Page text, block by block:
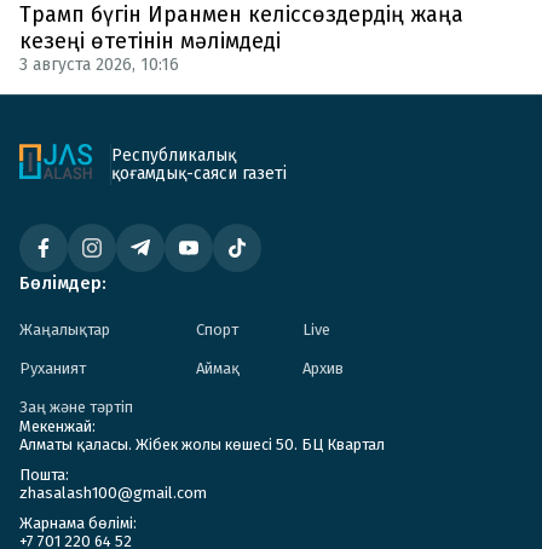
Трамп бүгін Иранмен келіссөздердің жаңа
кезеңі өтетінін мәлімдеді
3 августа 2026, 10:16
Республикалық
қоғамдық-саяси газеті
Бөлімдер:
Жаңалықтар Спорт Live
Руханият Аймақ Архив
Заң және тәртіп
Мекенжай:
Алматы қаласы. Жібек жолы көшесі 50. БЦ Квартал
Пошта:
zhasalash100@gmail.com
Жарнама бөлімі:
+7 701 220 64 52